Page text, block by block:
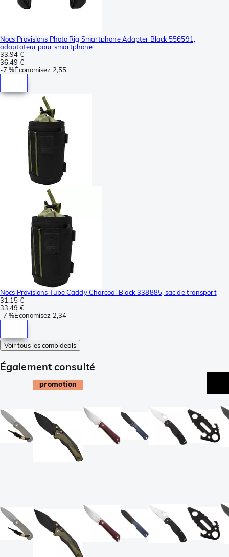
Nocs Provisions Photo Rig Smartphone Adapter Black 556591,
adaptateur pour smartphone
33,94 €
36,49 €
-7 %Économisez 2,55
Nocs Provisions Tube Caddy Charcoal Black 338885, sac de transport
31,15 €
33,49 €
-7 %Économisez 2,34
Voir tous les combideals
Également consulté
promotion